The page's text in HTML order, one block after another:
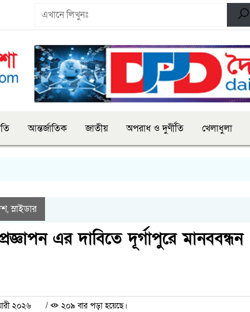
আন্তর্জাতিক জাতীয় অপরাধ ও দুর্ণীতি খেলাধুলা
,স্লাইডার
এর দাবিতে দূর্গাপুরে মানববন্ধন
২০২৬ / ২০৯ বার পড়া হয়েছে।